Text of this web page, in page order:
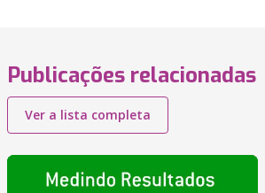
Publicações relacionadas
Ver a lista completa